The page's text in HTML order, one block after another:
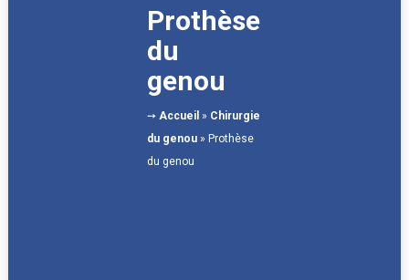
Prothèse
du
genou
➙Accueil » Chirurgie
du genou »Prothèse
du genou